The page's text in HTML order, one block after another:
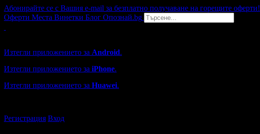
Абонирайте се с Вашия e-mail за безплатно получаване на горещите оферти!
Оферти Места Винетки Блог Опознай.bg
Изтегли приложението за Android.
Изтегли приложението за iPhone.
Изтегли приложението за Huawei.
Регистрация Вход